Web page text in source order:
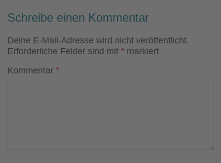
Schreibe einen Kommentar
Deine E-Mail-Adresse wird nicht veröffentlicht.
Erforderliche Felder sind mit * markiert
Kommentar *